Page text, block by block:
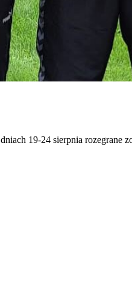
19-24 sierpnia rozegrane